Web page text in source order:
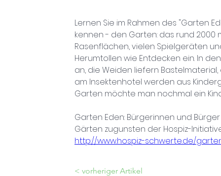
Lernen Sie im Rahmen des "Garten
kennen - den Garten: das rund
Rasenflächen, vielen Spielgeräten
Herumtollen wie Entdecken ein. In
an, die Weiden liefern
am Insektenhotel werden aus
Garten möchte man nochmal ein
Garten Eden: Bürgerinnen und
Gärten zugunsten der Hospiz-
http://www.hospiz-schwerte.de/
< vorheriger Artikel